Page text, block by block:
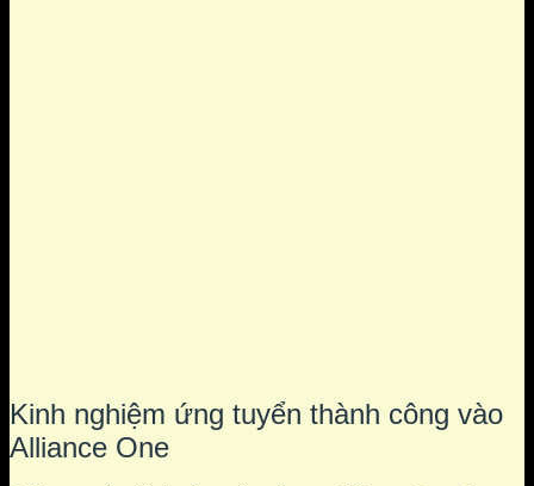
Kinh nghiệm ứng tuyển thành công vào
Alliance One